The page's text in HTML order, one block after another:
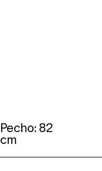
Pecho: 82
cm